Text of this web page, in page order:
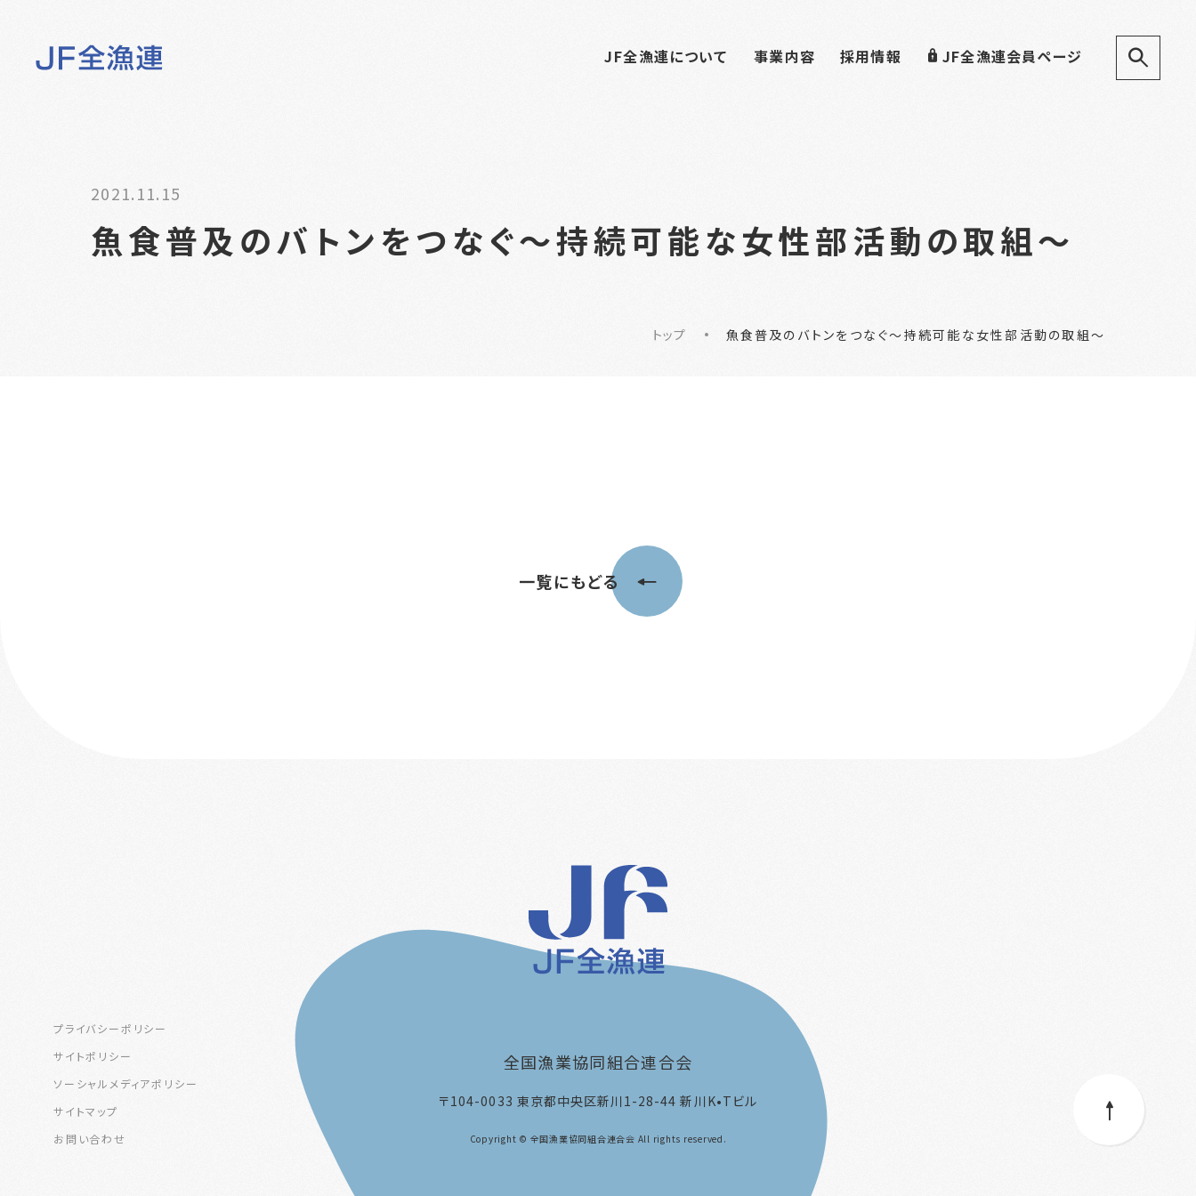
JF全漁連について 事業内容 採用情報 JF全漁連会員ページ
2021.11.15
魚食普及のバトンをつなぐ～持続可能な女性部活動の取組～
トップ 魚食普及のバトンをつなぐ～持続可能な女性部活動の取組～
一覧にもどる
プライバシーポリシー
サイトポリシー
ソーシャルメディアポリシー
サイトマップ
お問い合わせ
全国漁業協同組合連合会
〒104-0033 東京都中央区新川1-28-44 新川K•Tビル
Copyright © 全国漁業協同組合連合会 All rights reserved.